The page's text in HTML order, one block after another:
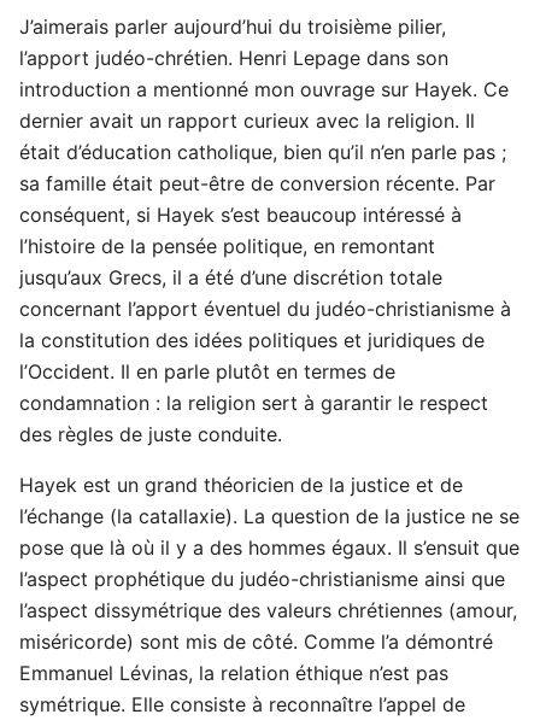
J’aimerais parler aujourd’hui du troisième pilier,
l’apport judéo-chrétien. Henri Lepage dans son
introduction a mentionné mon ouvrage sur Hayek. Ce
dernier avait un rapport curieux avec la religion. Il
était d’éducation catholique, bien qu’il n’en parle pas ;
sa famille était peut-être de conversion récente. Par
conséquent, si Hayek s’est beaucoup intéressé à
l’histoire de la pensée politique, en remontant
jusqu’aux Grecs, il a été d’une discrétion totale
concernant l’apport éventuel du judéo-christianisme à
la constitution des idées politiques et juridiques de
l’Occident. Il en parle plutôt en termes de
condamnation : la religion sert à garantir le respect
des règles de juste conduite.
Hayek est un grand théoricien de la justice et de
l’échange (la catallaxie). La question de la justice ne se
pose que là où il y a des hommes égaux. Il s’ensuit que
l’aspect prophétique du judéo-christianisme ainsi que
l’aspect dissymétrique des valeurs chrétiennes (amour,
miséricorde) sont mis de côté. Comme l’a démontré
Emmanuel Lévinas, la relation éthique n’est pas
symétrique. Elle consiste à reconnaître l’appel de